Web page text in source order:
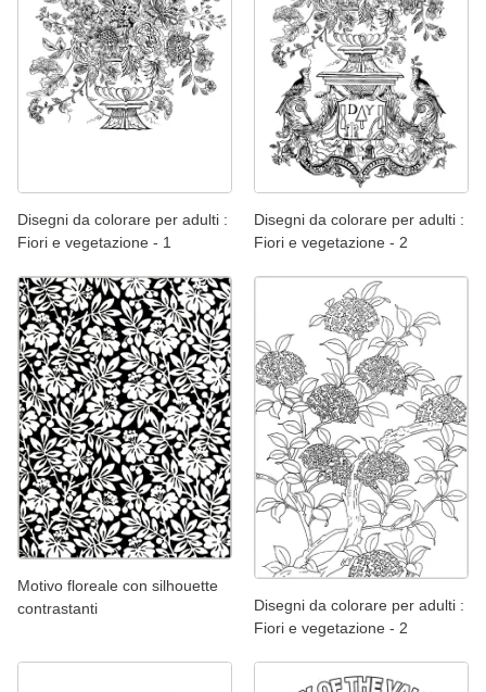
Disegni da colorare per adulti :
Fiori e vegetazione - 1
Disegni da colorare per adulti :
Fiori e vegetazione - 2
Motivo floreale con silhouette
contrastanti
Disegni da colorare per adulti :
Fiori e vegetazione - 2